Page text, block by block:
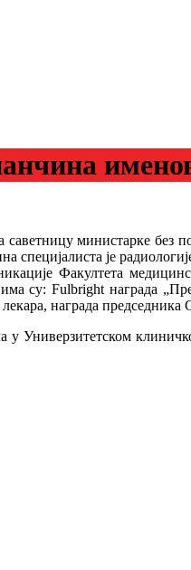
министарке без
је
Факултета
су: Fulbright награда
награда
Универзитетском